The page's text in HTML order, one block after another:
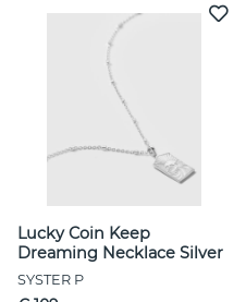
Lucky Coin Keep
Dreaming Necklace Silver
SYSTER P